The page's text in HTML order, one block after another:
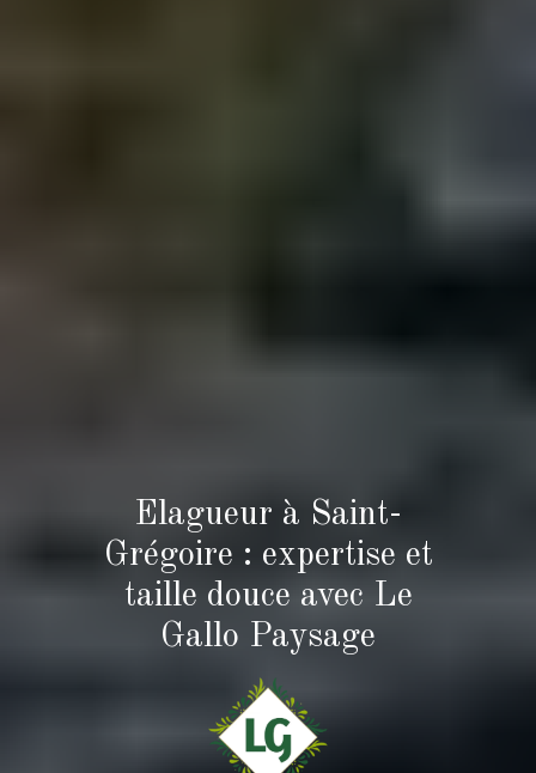
Elagueur à Saint-
Grégoire : expertise et
taille douce avec Le
Gallo Paysage